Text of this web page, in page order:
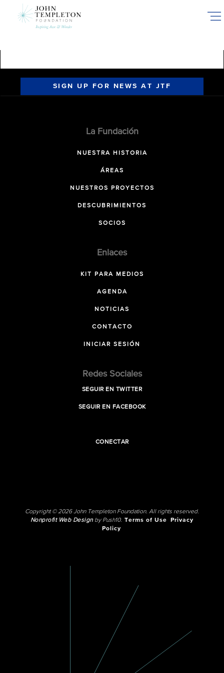
SIGN UP FOR NEWS AT JTF
La Fundación
NUESTRA HISTORIA
ÁREAS
NUESTROS PROYECTOS
DESCUBRIMIENTOS
SOCIOS
Enlaces
KIT PARA MEDIOS
AGENDA
NOTICIAS
CONTACTO
INICIAR SESIÓN
Redes Sociales
SEGUIR EN TWITTER
SEGUIR EN FACEBOOK
CONECTAR
Copyright © 2026 John Templeton Foundation. All rights reserved.
Nonprofit Web Designby Push10. Terms of Use
Privacy
Policy